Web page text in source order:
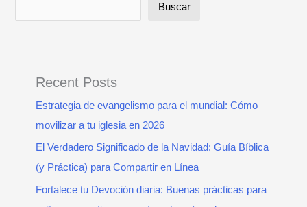
Buscar
Recent Posts
Estrategia de evangelismo para el mundial: Cómo
movilizar a tu iglesia en 2026
El Verdadero Significado de la Navidad: Guía Bíblica
(y Práctica) para Compartir en Línea
Fortalece tu Devoción diaria: Buenas prácticas para